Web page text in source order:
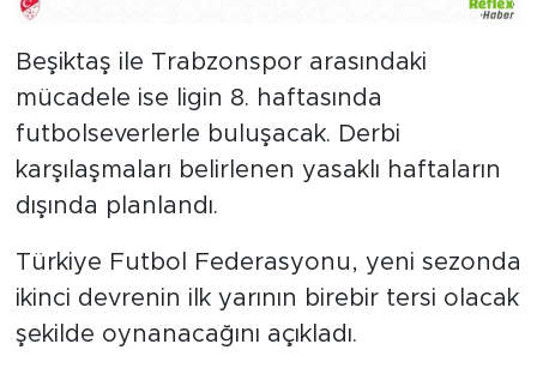
Beşiktaş ile Trabzonspor arasındaki
mücadele ise ligin 8. haftasında
futbolseverlerle buluşacak. Derbi
karşılaşmaları belirlenen yasaklı haftaların
dışında planlandı.
Türkiye Futbol Federasyonu, yeni sezonda
ikinci devrenin ilk yarının birebir tersi olacak
şekilde oynanacağını açıkladı.